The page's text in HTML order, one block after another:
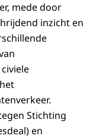
mede door
inzicht en
Stichting
en